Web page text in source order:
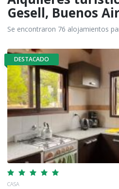
Gesell, Buenos
Se encontraron 76 alojamientos
DESTACADO
CASA